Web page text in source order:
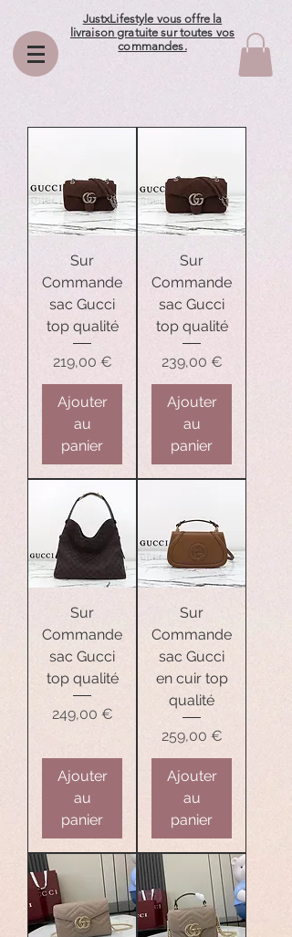
JustxLifestyle vous offre la
livraison gratuite sur toutes vos
commandes.
Sur
Commande
sac Gucci
top qualité
Prix
219,00 €
Ajouter
au
panier
Sur
Commande
sac Gucci
top qualité
Prix
239,00 €
Ajouter
au
panier
Sur
Commande
sac Gucci
top qualité
Prix
249,00 €
Ajouter
au
panier
Sur
Commande
sac Gucci
en cuir top
qualité
Prix
259,00 €
Ajouter
au
panier